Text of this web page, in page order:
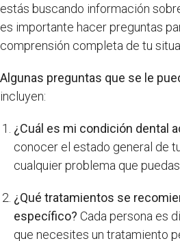
estás buscando información
es importante hacer preguntas
comprensión completa de tu
Algunas preguntas que se le
incluyen:
¿Cuál es mi condición dental
conocer el estado general de
cualquier problema que
¿Qué tratamientos se
específico? Cada persona es
que necesites un tratamiento